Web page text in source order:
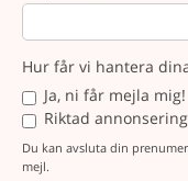
Hur får vi hantera
Ja, ni får mejla mig!
Riktad annonsering
Du kan avsluta din
mejl.